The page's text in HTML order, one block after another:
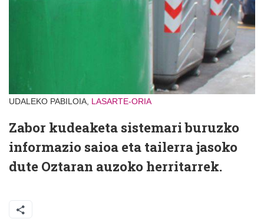
UDALEKO PABILOIA, LASARTE-ORIA
Zabor kudeaketa sistemari buruzko
informazio saioa eta tailerra jasoko
dute Oztaran auzoko herritarrek.